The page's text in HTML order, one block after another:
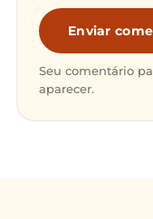
Enviar
Seu comentário
aparecer.